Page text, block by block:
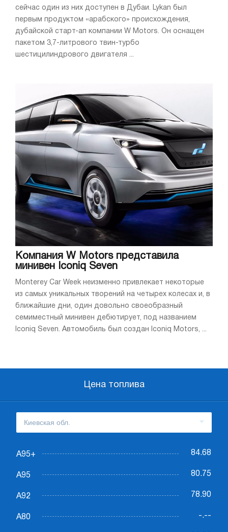
сейчас один из них доступен в Дубаи. Lykan был
первым продуктом «арабского» происхождения,
дубайской старт-ап компании W Motors. Он оснащен
пакетом 3,7-литрового твин-турбо
шестицилиндрового двигателя ...
Компания W Motors представила
минивен Iconiq Seven
Monterey Car Week неизменно привлекает некоторые
из самых уникальных творений на четырех колесах и, в
ближайшие дни, один довольно своеобразный
семиместный минивен дебютирует, под названием
Iconiq Seven. Автомобиль был создан Iconiq Motors, ...
Цена топлива
А95+ 84.68
А95 80.75
А92 78.90
А80 -.--